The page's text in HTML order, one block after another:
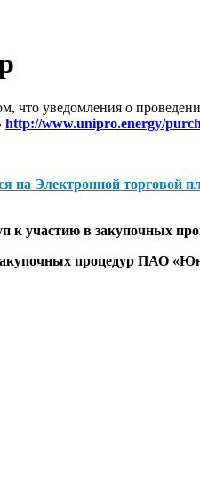
что уведомления о
http://www.unipro.energy/
на Электронной торговой
участию в закупочных
процедур ПАО